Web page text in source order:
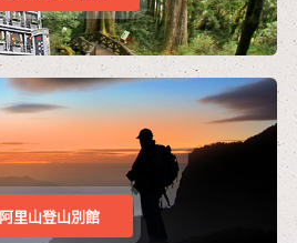
阿里山登山別館